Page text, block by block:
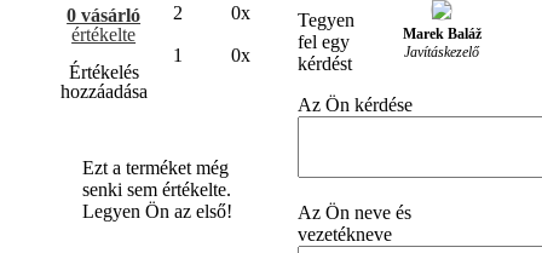
0 vásárló
értékelte
Értékelés
hozzáadása
2 0x
1 0x
Ezt a terméket még
senki sem értékelte.
Legyen Ön az első!
Marek Baláž
Javításkezelő
Tegyen
fel egy
kérdést
Az Ön kérdése
Az Ön neve és
vezetékneve